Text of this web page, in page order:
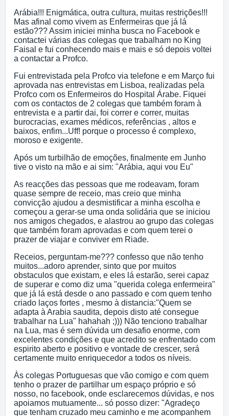
Arábia!!! Enigmática, outra cultura, muitas restrições!!!
Mas afinal como vivem as Enfermeiras que já lá
estão??? Assim iniciei minha busca no Facebook e
contactei várias das colegas que trabalham no King
Faisal e fui conhecendo mais e mais e só depois voltei
a contactar a Profco.
Fui entrevistada pela Profco via telefone e em Março fui
aprovada nas entrevistas em Lisboa, realizadas pela
Profco com os Enfermeiros do Hospital Árabe. Fiquei
com os contactos de 2 colegas que também foram à
entrevista e a partir dai, foi correr e correr, muitas
burocracias, exames médicos, referências , altos e
baixos, enfim...Uff! porque o processo é complexo,
moroso e exigente.
Após um turbilhão de emoções, finalmente em Junho
tive o visto na mão e ai sim: "Arábia, aqui vou Eu"
As reacções das pessoas que me rodeavam, foram
quase sempre de receio, mas creio que minha
convicção ajudou a desmistificar a minha escolha e
começou a gerar-se uma onda solidária que se iniciou
nos amigos chegados, e alastrou ao grupo das colegas
que também foram aprovadas e com quem terei o
prazer de viajar e conviver em Riade.
Receios, perguntam-me??? confesso que não tenho
muitos...adoro aprender, sinto que por muitos
obstaculos que existam, e eles lá estarão, serei capaz
de superar e como diz uma "querida colega enfermeira"
que já lá está desde o ano passado e com quem tenho
criado laços fortes , mesmo à distancia:"Quem se
adapta à Arabia saudita, depois disto até consegue
trabalhar na Lua" hahahah ;))) Não tenciono trabalhar
na Lua, mas é sem dúvida um desafio enorme, com
excelentes condições e que acredito se enfrentado com
espirito aberto e positivo e vontade de crescer, será
certamente muito enriquecedor a todos os níveis.
Às colegas Portuguesas que vão comigo e com quem
tenho o prazer de partilhar um espaço próprio e só
nosso, no facebook, onde esclarecemos dúvidas, e nos
apoiamos mutuamente... só posso dizer: "Agradeço
que tenham cruzado meu caminho e me acompanhem